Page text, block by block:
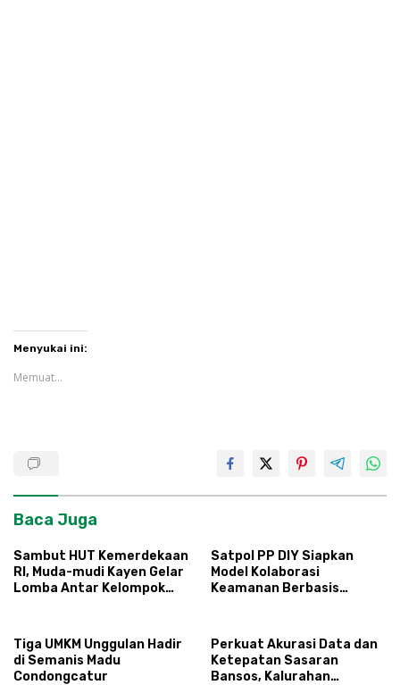
Menyukai ini:
Memuat...
Baca Juga
Sambut HUT Kemerdekaan
RI, Muda-mudi Kayen Gelar
Lomba Antar Kelompok
Satpol PP DIY Siapkan
Model Kolaborasi
Keamanan Berbasis
Tiga UMKM Unggulan Hadir
di Semanis Madu
Condongcatur
Perkuat Akurasi Data dan
Ketepatan Sasaran
Bansos, Kalurahan